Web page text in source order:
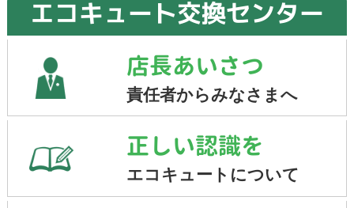
エコキュート交換センター
店長あいさつ
責任者からみなさまへ
正しい認識を
エコキュートについて